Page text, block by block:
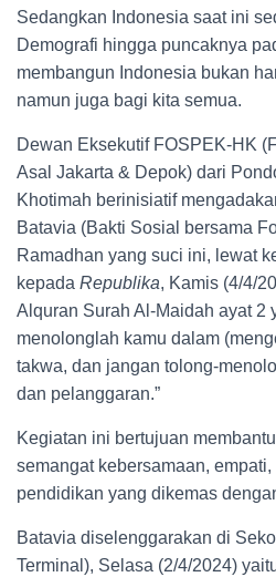
Sedangkan Indonesia saat ini
Demografi hingga puncaknya
membangun Indonesia bukan
namun juga bagi kita semua.
Dewan Eksekutif FOSPEK-HK
Asal Jakarta & Depok) dari
Khotimah berinisiatif
Batavia (Bakti Sosial bersama
Ramadhan yang suci ini, lewat
kepada Republika, Kamis (4/4/
Alquran Surah Al-Maidah ayat 2
menolonglah kamu dalam
takwa, dan jangan tolong-
dan pelanggaran.”
Kegiatan ini bertujuan
semangat kebersamaan,
pendidikan yang dikemas
Batavia diselenggarakan di
Terminal), Selasa (2/4/2024)